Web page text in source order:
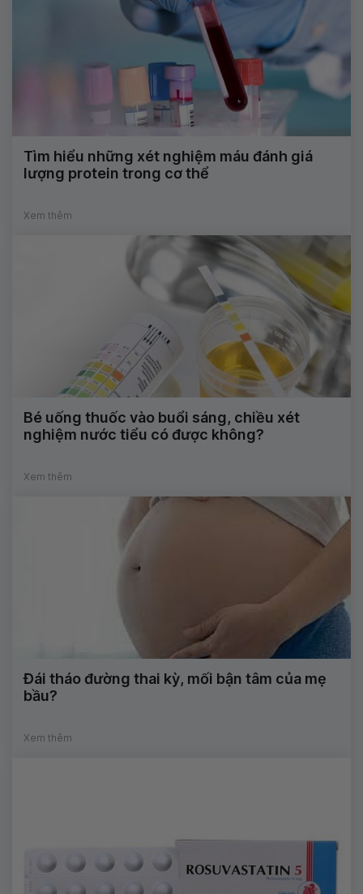
Tìm hiểu những xét nghiệm máu đánh giá
lượng protein trong cơ thể
Xem thêm
Bé uống thuốc vào buổi sáng, chiều xét
nghiệm nước tiểu có được không?
Xem thêm
Đái tháo đường thai kỳ, mối bận tâm của mẹ
bầu?
Xem thêm